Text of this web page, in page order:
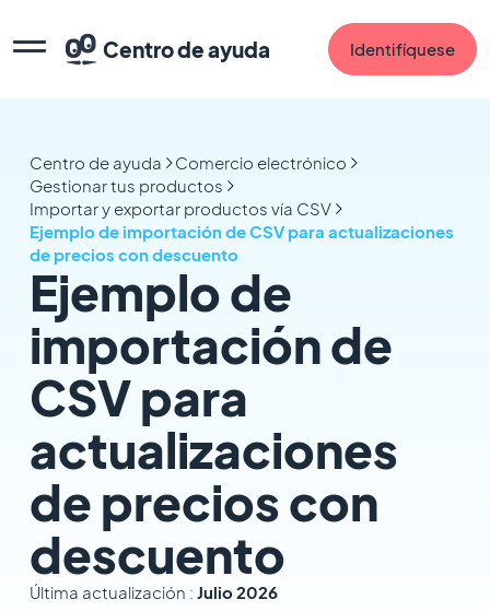
Centro de ayuda Identifíquese
Centro de ayuda
Comercio electrónico
Gestionar tus productos
Importar y exportar productos vía CSV
Ejemplo de importación de CSV para actualizaciones
de precios con descuento
Ejemplo de
importación de
CSV para
actualizaciones
de precios con
descuento
Última actualización : Julio 2026